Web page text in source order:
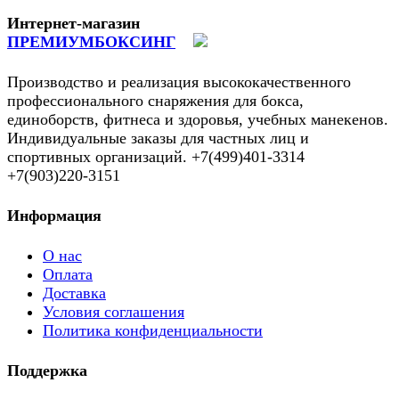
Интернет-магазин
ПРЕМИУМБОКСИНГ
Производство и реализация высококачественного
профессионального снаряжения для бокса,
единоборств, фитнеса и здоровья, учебных манекенов.
Индивидуальные заказы для частных лиц и
спортивных организаций. +7(499)401-3314
+7(903)220-3151
Информация
О нас
Оплата
Доставка
Условия соглашения
Политика конфиденциальности
Поддержка